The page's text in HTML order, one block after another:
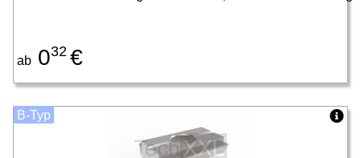
ab 032 €
B-Typ